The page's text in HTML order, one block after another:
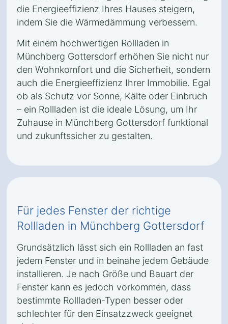
die Energieeffizienz Ihres Hauses steigern,
indem Sie die Wärmedämmung verbessern.
Mit einem hochwertigen Rollladen in
Münchberg Gottersdorf erhöhen Sie nicht nur
den Wohnkomfort und die Sicherheit, sondern
auch die Energieeffizienz Ihrer Immobilie. Egal
ob als Schutz vor Sonne, Kälte oder Einbruch
– ein Rollladen ist die ideale Lösung, um Ihr
Zuhause in Münchberg Gottersdorf funktional
und zukunftssicher zu gestalten.
Für jedes Fenster der richtige
Rollladen in Münchberg Gottersdorf
Grundsätzlich lässt sich ein Rollladen an fast
jedem Fenster und in beinahe jedem Gebäude
installieren. Je nach Größe und Bauart der
Fenster kann es jedoch vorkommen, dass
bestimmte Rollladen-Typen besser oder
schlechter für den Einsatzzweck geeignet